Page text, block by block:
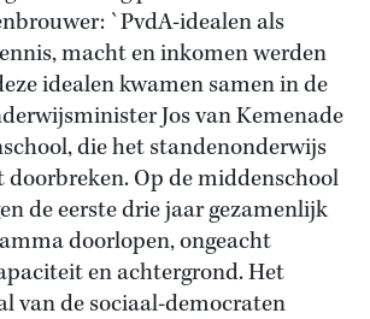
`PvdA-idealen als
macht en inkomen werden
idealen kwamen samen in de
Jos van Kemenade
die het standenonderwijs
Op de middenschool
de eerste drie jaar gezamenlijk
doorlopen, ongeacht
en achtergrond. Het
van de sociaal-democraten